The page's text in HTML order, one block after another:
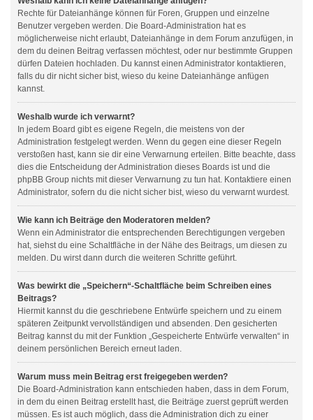
Rechte für Dateianhänge können für Foren, Gruppen und einzelne
Benutzer vergeben werden. Die Board-Administration hat es
möglicherweise nicht erlaubt, Dateianhänge in dem Forum anzufügen, in
dem du deinen Beitrag verfassen möchtest, oder nur bestimmte Gruppen
dürfen Dateien hochladen. Du kannst einen Administrator kontaktieren,
falls du dir nicht sicher bist, wieso du keine Dateianhänge anfügen
kannst.
Weshalb wurde ich verwarnt?
In jedem Board gibt es eigene Regeln, die meistens von der
Administration festgelegt werden. Wenn du gegen eine dieser Regeln
verstoßen hast, kann sie dir eine Verwarnung erteilen. Bitte beachte, dass
dies die Entscheidung der Administration dieses Boards ist und die
phpBB Group nichts mit dieser Verwarnung zu tun hat. Kontaktiere einen
Administrator, sofern du die nicht sicher bist, wieso du verwarnt wurdest.
Wie kann ich Beiträge den Moderatoren melden?
Wenn ein Administrator die entsprechenden Berechtigungen vergeben
hat, siehst du eine Schaltfläche in der Nähe des Beitrags, um diesen zu
melden. Du wirst dann durch die weiteren Schritte geführt.
Was bewirkt die „Speichern“-Schaltfläche beim Schreiben eines
Beitrags?
Hiermit kannst du die geschriebene Entwürfe speichern und zu einem
späteren Zeitpunkt vervollständigen und absenden. Den gesicherten
Beitrag kannst du mit der Funktion „Gespeicherte Entwürfe verwalten“ in
deinem persönlichen Bereich erneut laden.
Warum muss mein Beitrag erst freigegeben werden?
Die Board-Administration kann entschieden haben, dass in dem Forum,
in dem du einen Beitrag erstellt hast, die Beiträge zuerst geprüft werden
müssen. Es ist auch möglich, dass die Administration dich zu einer